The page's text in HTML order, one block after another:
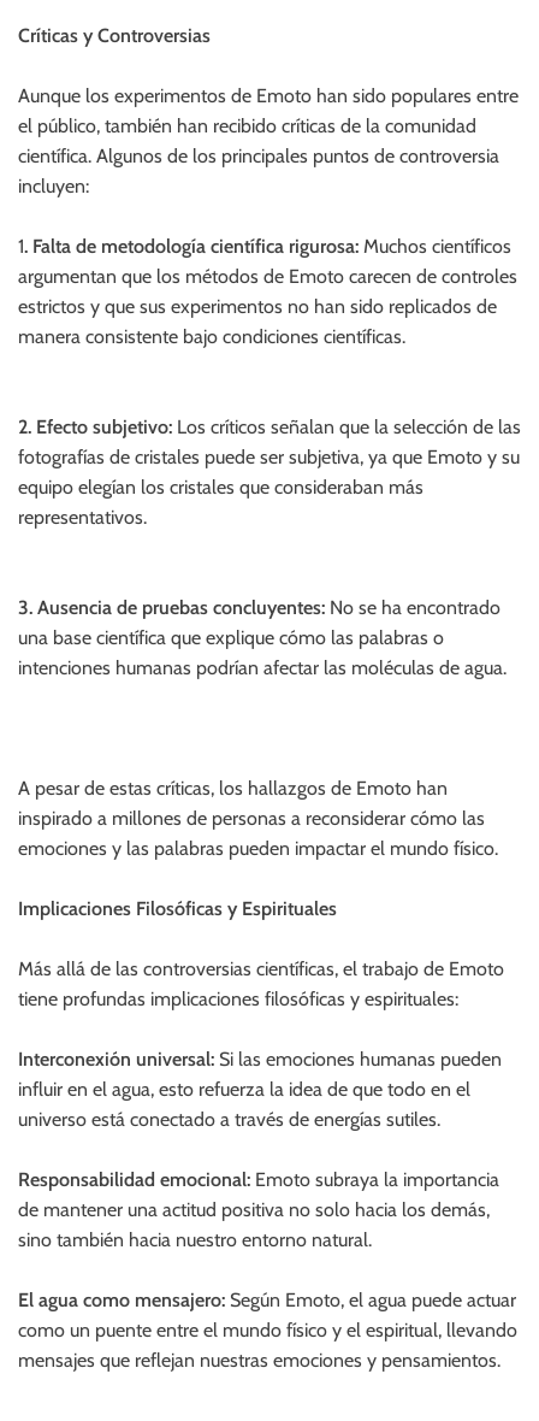
Críticas y Controversias
Aunque los experimentos de Emoto han sido populares entre
el público, también han recibido críticas de la comunidad
científica. Algunos de los principales puntos de controversia
incluyen:
1. Falta de metodología científica rigurosa: Muchos científicos
argumentan que los métodos de Emoto carecen de controles
estrictos y que sus experimentos no han sido replicados de
manera consistente bajo condiciones científicas.
2. Efecto subjetivo: Los críticos señalan que la selección de las
fotografías de cristales puede ser subjetiva, ya que Emoto y su
equipo elegían los cristales que consideraban más
representativos.
3. Ausencia de pruebas concluyentes: No se ha encontrado
una base científica que explique cómo las palabras o
intenciones humanas podrían afectar las moléculas de agua.
A pesar de estas críticas, los hallazgos de Emoto han
inspirado a millones de personas a reconsiderar cómo las
emociones y las palabras pueden impactar el mundo físico.
Implicaciones Filosóficas y Espirituales
Más allá de las controversias científicas, el trabajo de Emoto
tiene profundas implicaciones filosóficas y espirituales:
Interconexión universal: Si las emociones humanas pueden
influir en el agua, esto refuerza la idea de que todo en el
universo está conectado a través de energías sutiles.
Responsabilidad emocional: Emoto subraya la importancia
de mantener una actitud positiva no solo hacia los demás,
sino también hacia nuestro entorno natural.
El agua como mensajero: Según Emoto, el agua puede actuar
como un puente entre el mundo físico y el espiritual, llevando
mensajes que reflejan nuestras emociones y pensamientos.